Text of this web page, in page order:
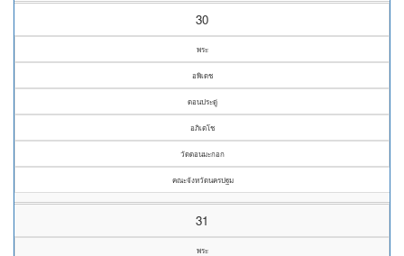
30
พระ
อพิเดช
ดอนประดู่
อภิเตโช
วัดดอนมะกอก
คณะจังหวัดนครปฐม
31
พระ